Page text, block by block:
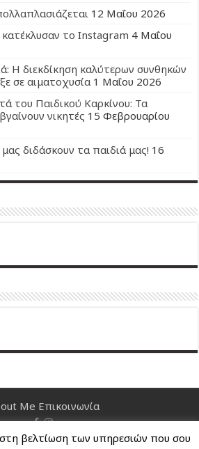
12 Μαΐου 2026
κατέκλυσαν το Instagram 4 Μαΐου
Η διεκδίκηση καλύτερων συνθηκών
σε αιματοχυσία 1 Μαΐου 2026
του Παιδικού Καρκίνου: Τα
νικητές 15 Φεβρουαρίου
διδάσκουν τα παιδιά μας! 16
Me Επικοινωνία
2026, All Rights Reserved
βελτίωση των υπηρεσιών που σου